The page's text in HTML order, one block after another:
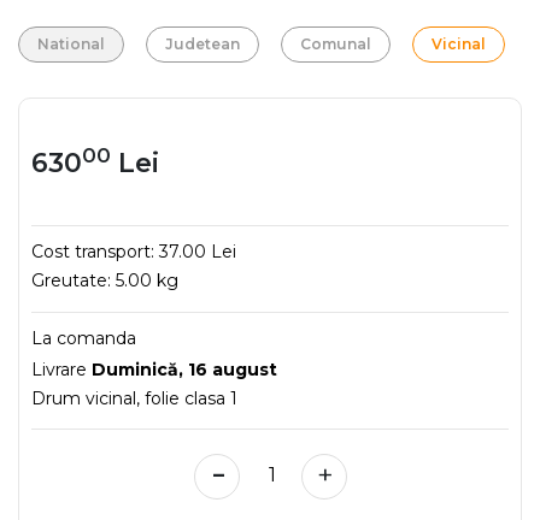
National Judetean Comunal Vicinal
63000 Lei
Cost transport:37.00 Lei
Greutate: 5.00 kg
La comanda
Livrare Duminică, 16 august
Drum vicinal, folie clasa 1
- +